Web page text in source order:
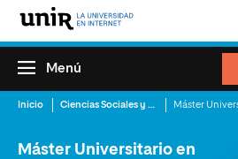
Menú
Inicio Ciencias Sociales y del Trabajo
Máster Universitario en